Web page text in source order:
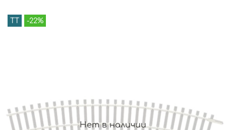
Нет в наличии
TT -22%